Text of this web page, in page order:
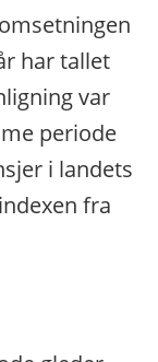
har tallet
var
periode
i landets
fra